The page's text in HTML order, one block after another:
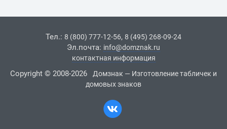
Тел.: 8 (800) 777-12-56, 8 (495) 268-09-24
Эл.почта: info@domznak.ru
контактная информация
Copyright © 2008-2026
Домзнак — Изготовление табличек и
домовых знаков